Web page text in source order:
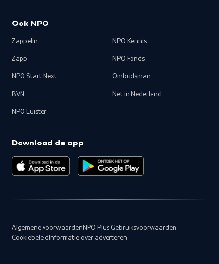
Ook NPO
Zappelin
Zapp
NPO Start Next
BVN
NPO Luister
NPO Kennis
NPO Fonds
Ombudsman
Net in Nederland
Download de app
Algemene voorwaarden NPO Plus Gebruiksvoorwaarden
Cookiebeleid Informatie over adverteren